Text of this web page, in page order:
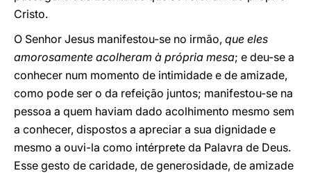
Cristo.
O Senhor Jesus manifestou-se no irmão, que eles
amorosamente acolheram à própria mesa; e deu-se a
conhecer num momento de intimidade e de amizade,
como pode ser o da refeição juntos; manifestou-se na
pessoa a quem haviam dado acolhimento mesmo sem
a conhecer, dispostos a apreciar a sua dignidade e
mesmo a ouvi-la como intérprete da Palavra de Deus.
Esse gesto de caridade, de generosidade, de amizade